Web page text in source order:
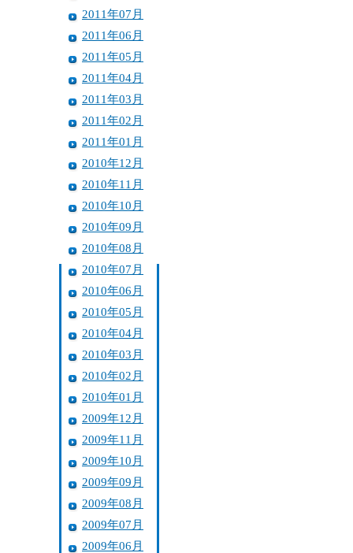
2011年07月
2011年06月
2011年05月
2011年04月
2011年03月
2011年02月
2011年01月
2010年12月
2010年11月
2010年10月
2010年09月
2010年08月
2010年07月
2010年06月
2010年05月
2010年04月
2010年03月
2010年02月
2010年01月
2009年12月
2009年11月
2009年10月
2009年09月
2009年08月
2009年07月
2009年06月